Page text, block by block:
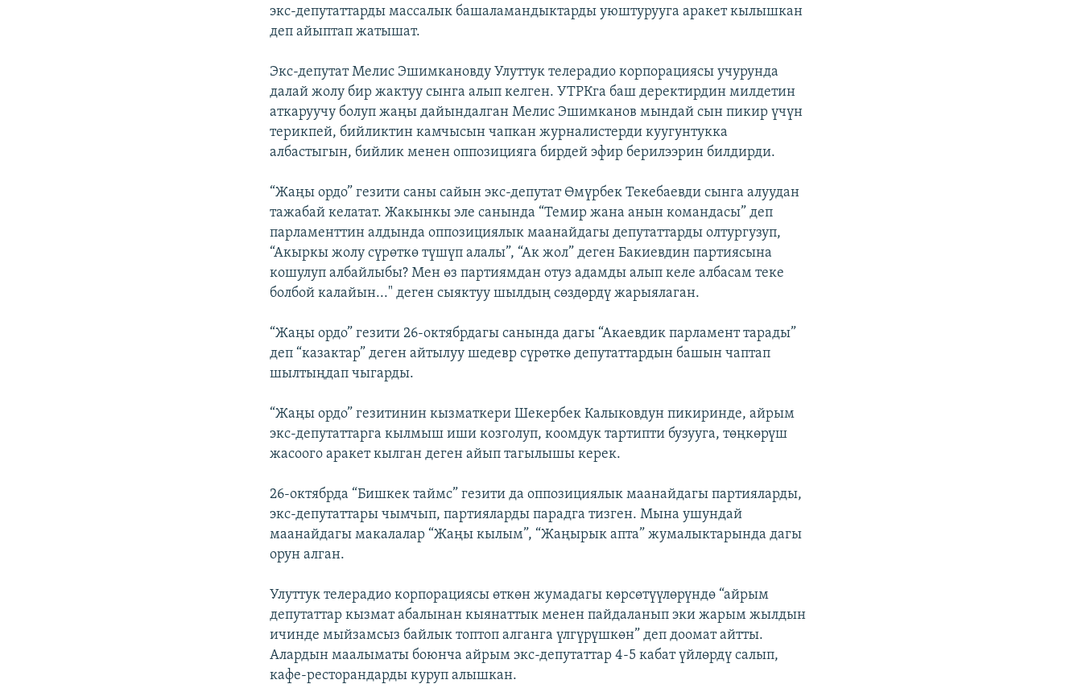
экс-депутаттарды массалык башаламандыктарды уюштурууга аракет кылышкан
деп айыптап жатышат.
Экс-депутат Мелис Эшимкановду Улуттук телерадио корпорациясы учурунда
далай жолу бир жактуу сынга алып келген. УТРКга баш деректирдин милдетин
аткаруучу болуп жаңы дайындалган Мелис Эшимканов мындай сын пикир үчүн
терикпей, бийликтин камчысын чапкан журналистерди куугунтукка
албастыгын, бийлик менен оппозицияга бирдей эфир берилээрин билдирди.
“Жаңы ордо” гезити саны сайын экс-депутат Өмүрбек Текебаевди сынга алуудан
тажабай келатат. Жакынкы эле санында “Темир жана анын командасы” деп
парламенттин алдында оппозициялык маанайдагы депутаттарды олтургузуп,
“Акыркы жолу сүрөткө түшүп алалы”, “Ак жол” деген Бакиевдин партиясына
кошулуп албайлыбы? Мен өз партиямдан отуз адамды алып келе албасам теке
болбой калайын..." деген сыяктуу шылдың сөздөрдү жарыялаган.
“Жаңы ордо” гезити 26-октябрдагы санында дагы “Акаевдик парламент тарады”
деп “казактар” деген айтылуу шедевр сүрөткө депутаттардын башын чаптап
шылтыңдап чыгарды.
“Жаңы ордо” гезитинин кызматкери Шекербек Калыковдун пикиринде, айрым
экс-депутаттарга кылмыш иши козголуп, коомдук тартипти бузууга, төңкөрүш
жасоого аракет кылган деген айып тагылышы керек.
26-октябрда “Бишкек таймс” гезити да оппозициялык маанайдагы партияларды,
экс-депутаттары чымчып, партияларды парадга тизген. Мына ушундай
маанайдагы макалалар “Жаңы кылым”, “Жаңырык апта” жумалыктарында дагы
орун алган.
Улуттук телерадио корпорациясы өткөн жумадагы көрсөтүүлөрүндө “айрым
депутаттар кызмат абалынан кыянаттык менен пайдаланып эки жарым жылдын
ичинде мыйзамсыз байлык топтоп алганга үлгүрүшкөн” деп доомат айтты.
Алардын маалыматы боюнча айрым экс-депутаттар 4-5 кабат үйлөрдү салып,
кафе-ресторандарды куруп алышкан.